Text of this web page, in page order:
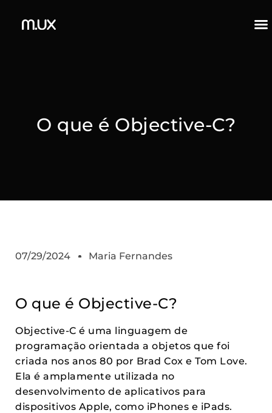
O que é Objective-C?
07/29/2024 Maria Fernandes
O que é Objective-C?
Objective-C é uma linguagem de
programação orientada a objetos que foi
criada nos anos 80 por Brad Cox e Tom Love.
Ela é amplamente utilizada no
desenvolvimento de aplicativos para
dispositivos Apple, como iPhones e iPads.